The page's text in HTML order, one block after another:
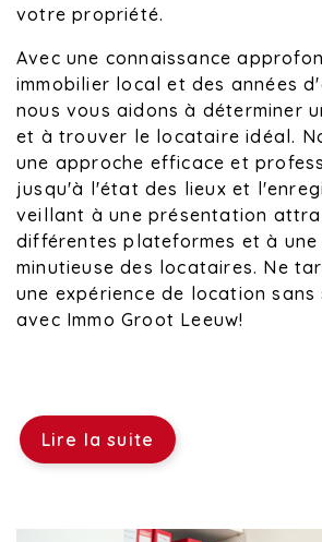
votre propriété.
Avec une connaissance
immobilier local et des années
nous vous aidons à déterminer
et à trouver le locataire idéal.
une approche efficace et
jusqu'à l'état des lieux et
veillant à une présentation
différentes plateformes et à une
minutieuse des locataires. Ne
une expérience de location sans
avec Immo Groot Leeuw!
Lire la suite